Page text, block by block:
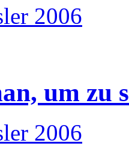
2006
um zu
2006